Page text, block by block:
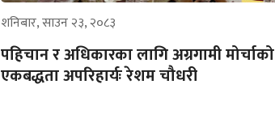
शनिबार, साउन २३, २०८३
पहिचान र अधिकारका लागि अग्रगामी मोर्चाको
एकबद्धता अपरिहार्यः रेशम चौधरी